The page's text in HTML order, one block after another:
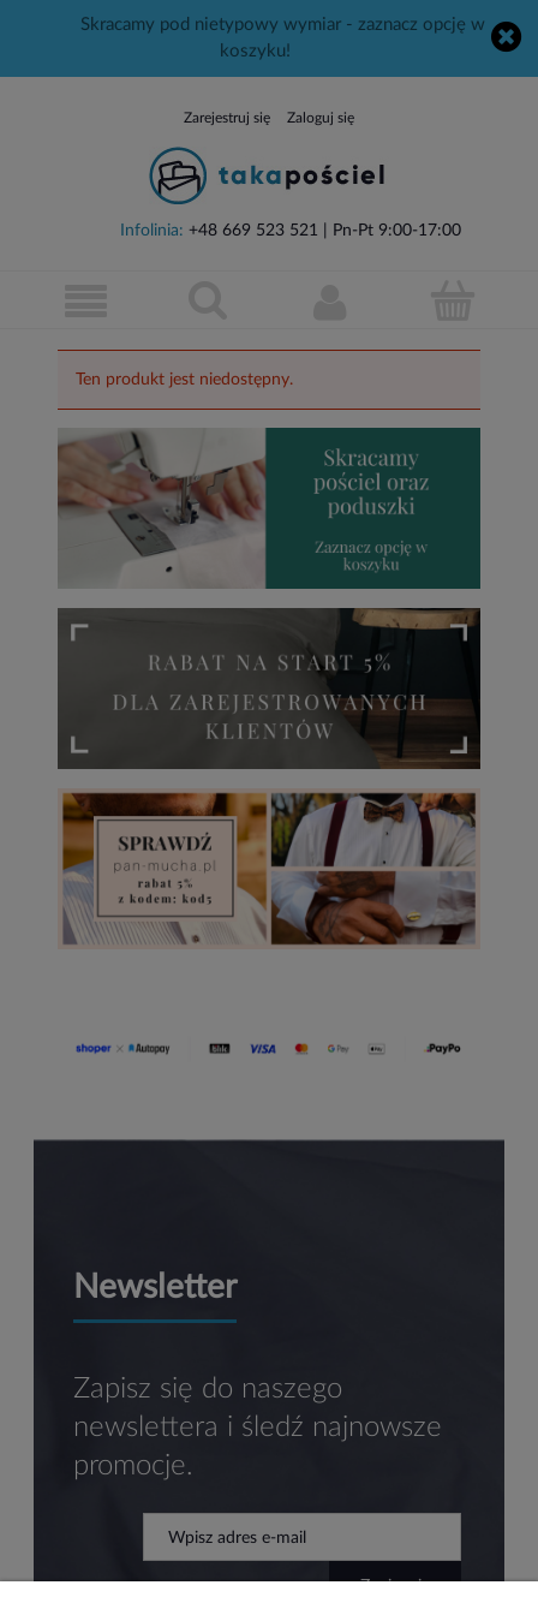
Skracamy pod nietypowy wymiar - zaznacz opcję w
koszyku!
Zarejestruj się Zaloguj się
Infolinia: +48 669 523 521 | Pn-Pt 9:00-17:00
Ten produkt jest niedostępny.
Newsletter
Zapisz się do naszego
newslettera i śledź najnowsze
promocje.
zapisz się